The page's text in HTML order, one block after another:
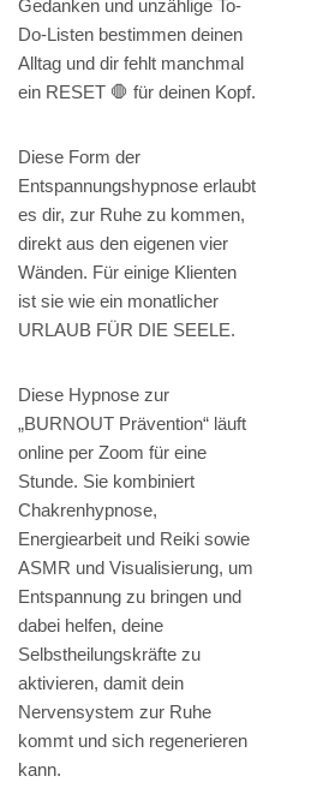
Gedanken und unzählige To-
Do-Listen bestimmen deinen
Alltag und dir fehlt manchmal
ein RESET 🛑 für deinen Kopf.
Diese Form der
Entspannungshypnose erlaubt
es dir, zur Ruhe zu kommen,
direkt aus den eigenen vier
Wänden. Für einige Klienten
ist sie wie ein monatlicher
URLAUB FÜR DIE SEELE.
Diese Hypnose zur
„BURNOUT Prävention“ läuft
online per Zoom für eine
Stunde. Sie kombiniert
Chakrenhypnose,
Energiearbeit und Reiki sowie
ASMR und Visualisierung, um
Entspannung zu bringen und
dabei helfen, deine
Selbstheilungskräfte zu
aktivieren, damit dein
Nervensystem zur Ruhe
kommt und sich regenerieren
kann.